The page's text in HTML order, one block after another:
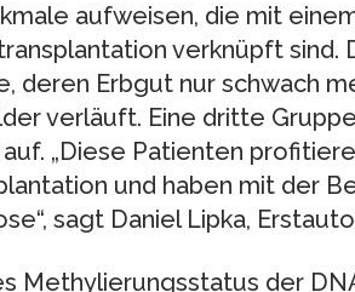
aufweisen, die mit
verknüpft
deren Erbgut nur schwach
verläuft. Eine dritte
„Diese Patienten
und haben mit der
sagt Daniel Lipka,
Methylierungsstatus der